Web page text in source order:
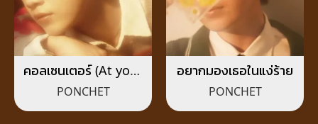
คอลเซนเตอร์ (At your
service)
PONCHET
อยากมองเธอในแง่ร้าย
PONCHET